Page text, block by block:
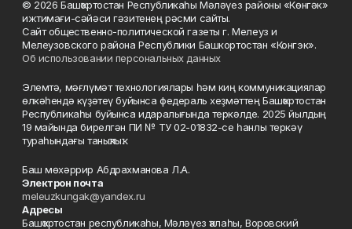
© 2026 Башҡортостан Республикаһы Мәләүез районы «Көнгәк»
ижтимағи-сәйәси гәзитенең рәсми сайты.
Сайт общественно-политической газеты г. Мелеуз и
Мелеузовского района Республики Башкортостан «Конгэк».
Об использовании персональных данных
Элемтә, мәғлүмәт технологиялары һәм киң коммуникациялар
өлкәһендә күҙәтеү буйынса федераль хеҙмәттең Башҡортостан
Республикаһы буйынса идаралығында теркәлде. 2025 йылдың
19 майында бирелгән ПИ № ТУ 02-01832-се һанлы теркәү
тураһындағы таныҡлыҡ.
Баш мөхәррир Абдрахманова Л.А.
Электрон почта
meleuzkungak@yandex.ru
Адресы
Башҡортостан республикаһы, Мәләүез ҡалаһы, Воровский